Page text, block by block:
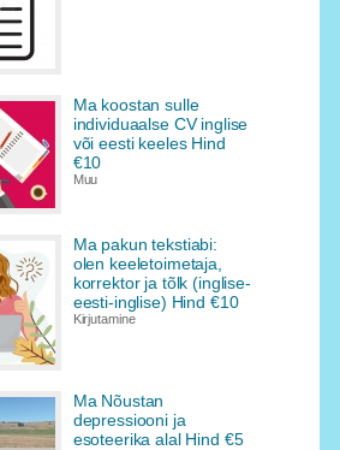
Ma koostan sulle
individuaalse CV inglise
või eesti keeles Hind
€10
Muu
Ma pakun tekstiabi:
olen keeletoimetaja,
korrektor ja tõlk (inglise-
eesti-inglise) Hind €10
Kirjutamine
Ma Nõustan
depressiooni ja
esoteerika alal Hind €5